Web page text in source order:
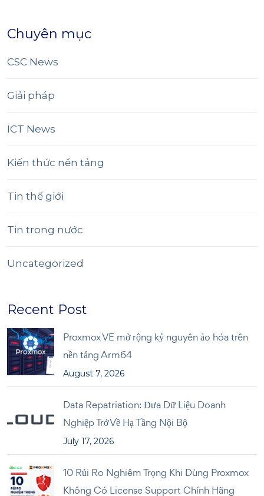
Chuyên mục
CSC News
Giải pháp
ICT News
Kiến thức nền tảng
Tin thế giới
Tin trong nước
Uncategorized
Recent Post
Proxmox VE mở rộng kỷ nguyên ảo hóa trên
nền tảng Arm64
August 7, 2026
Data Repatriation: Đưa Dữ Liệu Doanh
Nghiệp Trở Về Hạ Tầng Nội Bộ
July 17, 2026
10 Rủi Ro Nghiêm Trọng Khi Dùng Proxmox
Không Có License Support Chính Hãng